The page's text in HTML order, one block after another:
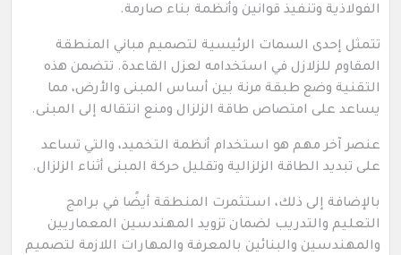
الفولاذية وتنفيذ قوانين وأنظمة بناء صارمة.
تتمثل إحدى السمات الرئيسية لتصميم مباني المنطقة
المقاوم للزلازل في استخدامه لعزل القاعدة. تتضمن هذه
التقنية وضع طبقة مرنة بين أساس المبنى والأرض، مما
يساعد على امتصاص طاقة الزلزال ومنع انتقاله إلى المبنى.
عنصر آخر مهم هو استخدام أنظمة التخميد، والتي تساعد
على تبديد الطاقة الزلزالية وتقليل حركة المبنى أثناء الزلزال.
بالإضافة إلى ذلك، استثمرت المنطقة أيضًا في برامج
التعليم والتدريب لضمان تزويد المهندسين المعماريين
والمهندسين والبنائين بالمعرفة والمهارات اللازمة لتصميم